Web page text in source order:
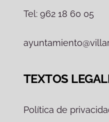
Tel: 962 18 60 05
TEXTOS
Política de